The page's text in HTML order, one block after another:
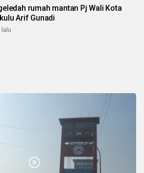
rumah mantan Pj Wali Kota
Arif Gunadi
lalu